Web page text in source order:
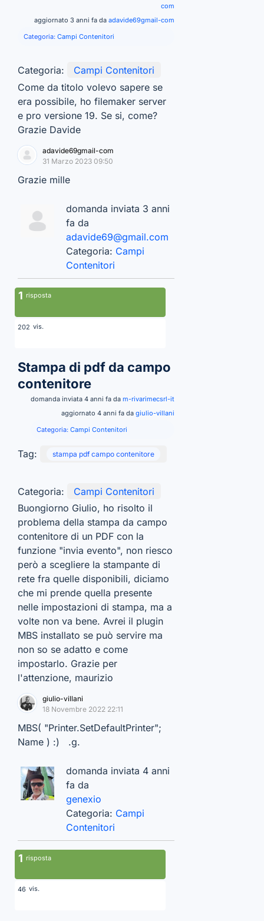
com
aggiornato 3 anni fa da adavide69gmail-com
Categoria: Campi Contenitori
Categoria:
Campi Contenitori
Come da titolo volevo sapere se
era possibile, ho filemaker server
e pro versione 19. Se si, come?
Grazie Davide
adavide69gmail-com
31 Marzo 2023 09:50
Grazie mille
domanda inviata 3 anni
fa da
adavide69@gmail.com
Categoria: Campi
Contenitori
1 risposta
202 vis.
Stampa di pdf da campo
contenitore
domanda inviata 4 anni fa da m-rivarimecsrl-it
aggiornato 4 anni fa da giulio-villani
Categoria: Campi Contenitori
Tag: stampa pdf campo contenitore
Categoria:
Campi Contenitori
Buongiorno Giulio, ho risolto il
problema della stampa da campo
contenitore di un PDF con la
funzione "invia evento", non riesco
però a scegliere la stampante di
rete fra quelle disponibili, diciamo
che mi prende quella presente
nelle impostazioni di stampa, ma a
volte non va bene. Avrei il plugin
MBS installato se può servire ma
non so se adatto e come
impostarlo. Grazie per
l'attenzione, maurizio
giulio-villani
18 Novembre 2022 22:11
MBS( "Printer.SetDefaultPrinter";
Name ) :) .g.
domanda inviata 4 anni
fa da
genexio
Categoria: Campi
Contenitori
1 risposta
46 vis.